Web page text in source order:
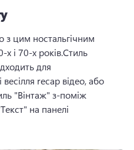
з цим ностальгічним
і 70-х років.Стиль
для
і весілля recap відео, або
"Вінтаж" з-поміж
на панелі